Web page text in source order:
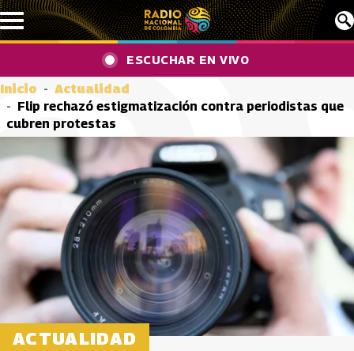
Pasar al contenido principal
ESCUCHAR EN VIVO
Inicio
Actualidad
Flip rechazó estigmatización contra periodistas que
cubren protestas
ACTUALIDAD